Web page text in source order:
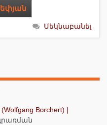
Մեկնաբանել
Borchert) |